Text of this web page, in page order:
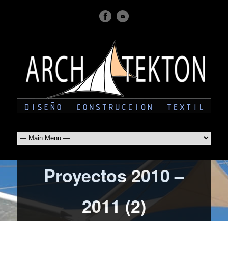
Proyectos 2010 –
2011 (2)